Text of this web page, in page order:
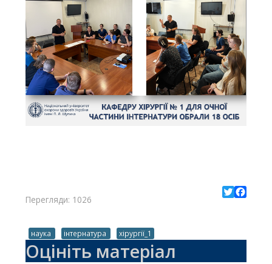
Перегляди: 1026
наука інтернатура хірургії_1
Оцініть матеріал